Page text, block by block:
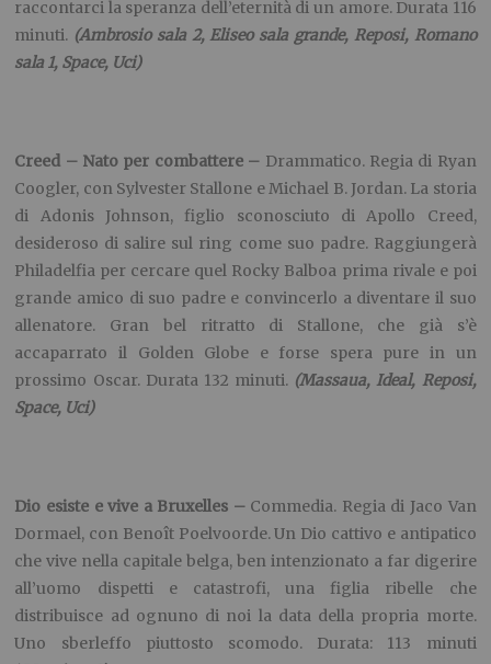
Dio esiste e vive a Bruxelles –Commedia. Regia di Jaco Van
Dormael, con Benoît Poelvoorde. Un Dio cattivo e antipatico
distribuisce ad ognuno di noi la data della propria morte.
Uno sberleffo piuttosto scomodo. Durata: 113 minuti
(Massimo 2)
Il figlio di Saul –Drammatico. Regia di Laszlo Nemes, con
Géza Roehring. Nell’ottobre del 1943, nel campo di
concentramento di Auschwitz, l’ebreo ungherese Saul fa
parte del Sonderkommando, un gruppo di uomini
incaricato di accompagnare i deportati appena arrivati ai
Opera prima premiata a Cannes, vincitore del Globe e
probabile Oscar quale migliore film straniero. Durata 107
minuti.
(Nazionale 1, F.lli Marx sala Chico)
La grande scommessa –
Commedia drammatica. Regia di